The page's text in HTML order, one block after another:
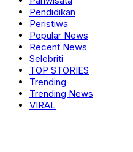
Pendidikan
Peristiwa
Popular News
Recent News
Selebriti
TOP STORIES
Trending
Trending News
VIRAL